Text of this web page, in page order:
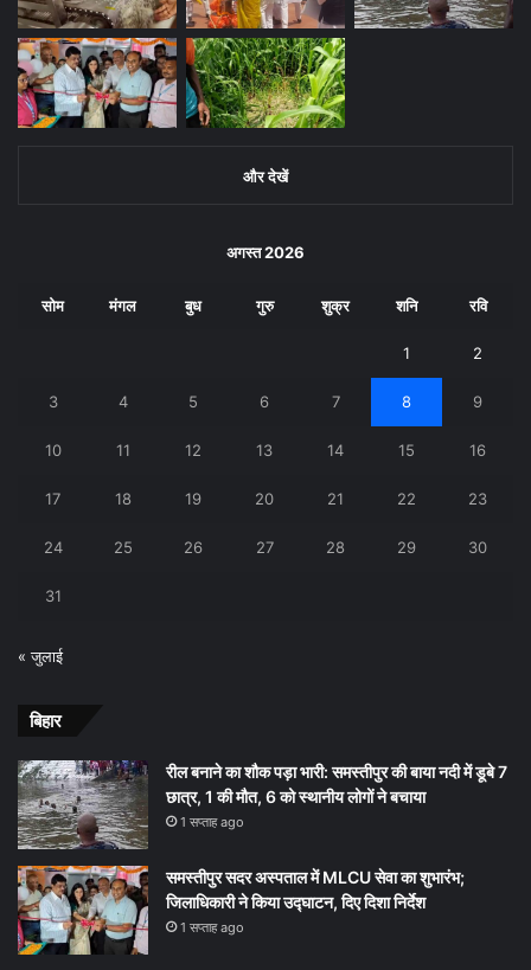
और देखें
अगस्त 2026
सोम मंगल बुध गुरु शुक्र शनि रवि
1 2
3 4 5 6 7 8 9
10 11 12 13 14 15 16
17 18 19 20 21 22 23
24 25 26 27 28 29 30
31
« जुलाई
बिहार
रील बनाने का शौक पड़ा भारी: समस्तीपुर की बाया नदी में डूबे 7
छात्र, 1 की मौत, 6 को स्थानीय लोगों ने बचाया
1 सप्ताह ago
समस्तीपुर सदर अस्पताल में MLCU सेवा का शुभारंभ;
जिलाधिकारी ने किया उद्घाटन, दिए दिशा निर्देश
1 सप्ताह ago